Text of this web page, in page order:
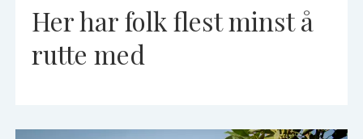
Her har folk flest minst å
rutte med